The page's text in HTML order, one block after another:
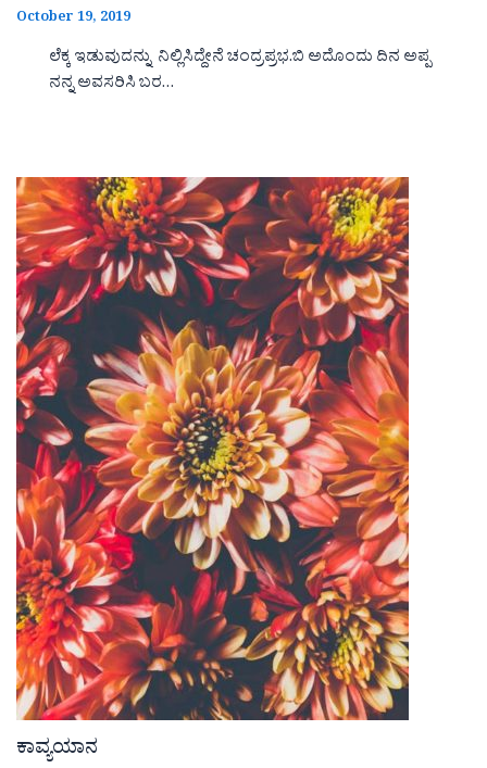
October 19, 2019
ಲೆಕ್ಕ ಇಡುವುದನ್ನು ನಿಲ್ಲಿಸಿದ್ದೇನೆ ಚಂದ್ರಪ್ರಭ.ಬಿ ಅದೊಂದು ದಿನ ಅಪ್ಪ
ನನ್ನ ಅವಸರಿಸಿ ಬರ…
ಕಾವ್ಯಯಾನ